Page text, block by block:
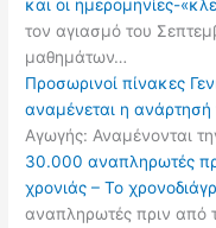
και οι ημερομηνίες-
τον αγιασμό του
μαθημάτων…
Προσωρινοί πίνακες
αναμένεται η ανάρτησή
Αγωγής: Αναμένονται
30.000 αναπληρωτές
χρονιάς – Το
αναπληρωτές πριν από